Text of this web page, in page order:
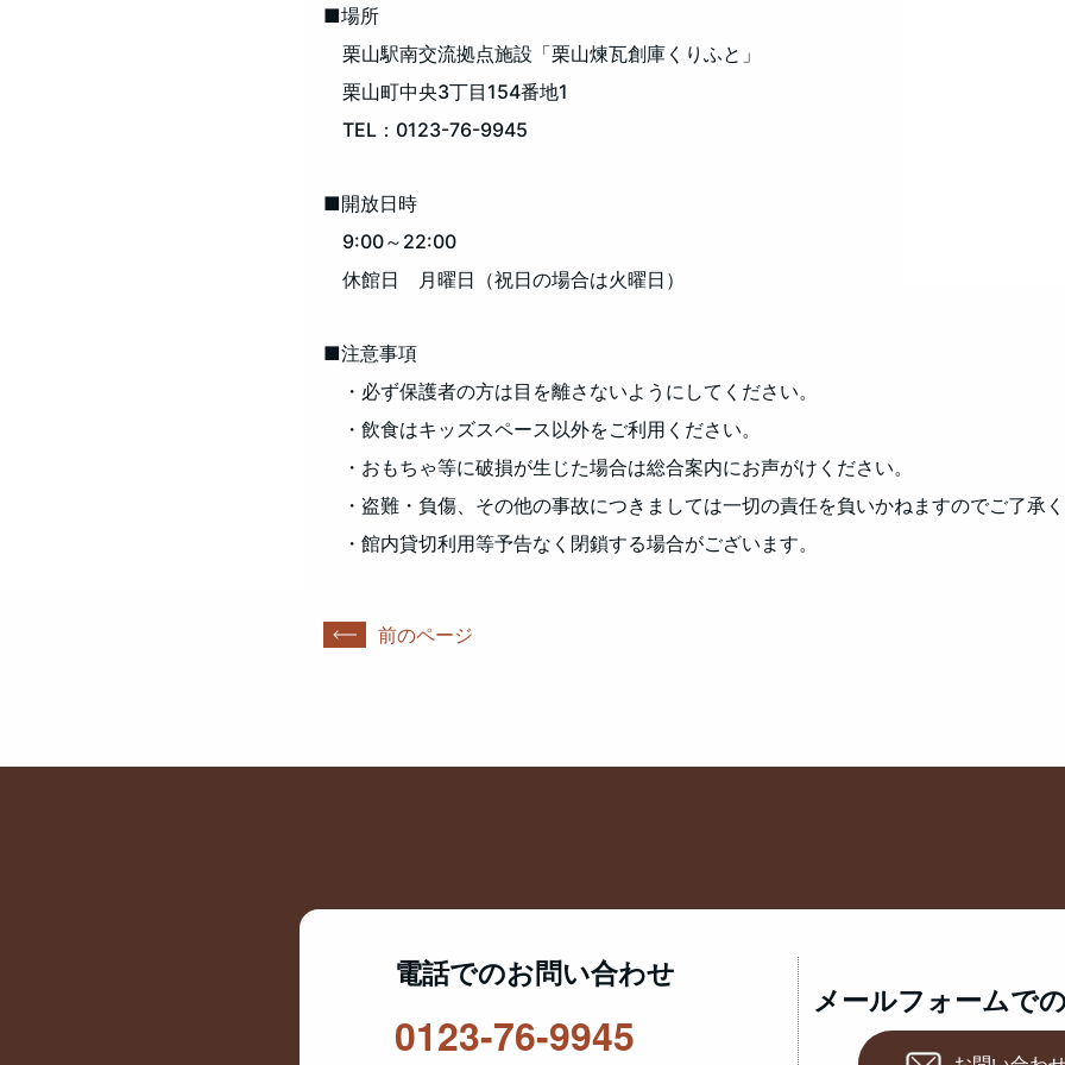
■場所
栗山駅南交流拠点施設「栗山煉瓦創庫くりふと」
栗山町中央3丁目154番地1
TEL：0123-76-9945
■開放日時
9:00～22:00
休館日 月曜日（祝日の場合は火曜日）
■注意事項
・必ず保護者の方は目を離さないようにしてください。
・飲食はキッズスペース以外をご利用ください。
・おもちゃ等に破損が生じた場合は総合案内にお声がけください。
・盗難・負傷、その他の事故につきましては一切の責任を負いかねますのでご了承
・館内貸切利用等予告なく閉鎖する場合がございます。
前のページ
電話でのお問い合わせ
0123-76-9945
メールフォームで